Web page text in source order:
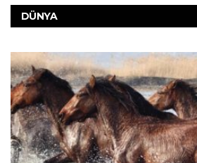
DÜNYA
TÜRKIYE